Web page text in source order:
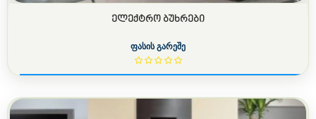
ᲔᲚᲔᲥᲢᲠᲝ ᲑᲣᲮᲠᲔᲑᲘ
ფასის გარეშე